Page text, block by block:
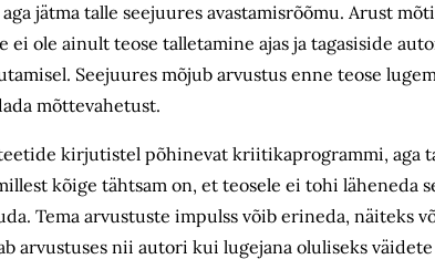
jätma talle seejuures avastamisrõõmu. Arust
ei ole ainult teose talletamine ajas ja tagasiside
Seejuures mõjub arvustus enne teose
mõttevahetust.
kirjutistel põhinevat kriitikaprogrammi, aga
kõige tähtsam on, et teosele ei tohi läheneda
Tema arvustuste impulss võib erineda, näiteks
arvustuses nii autori kui lugejana oluliseks